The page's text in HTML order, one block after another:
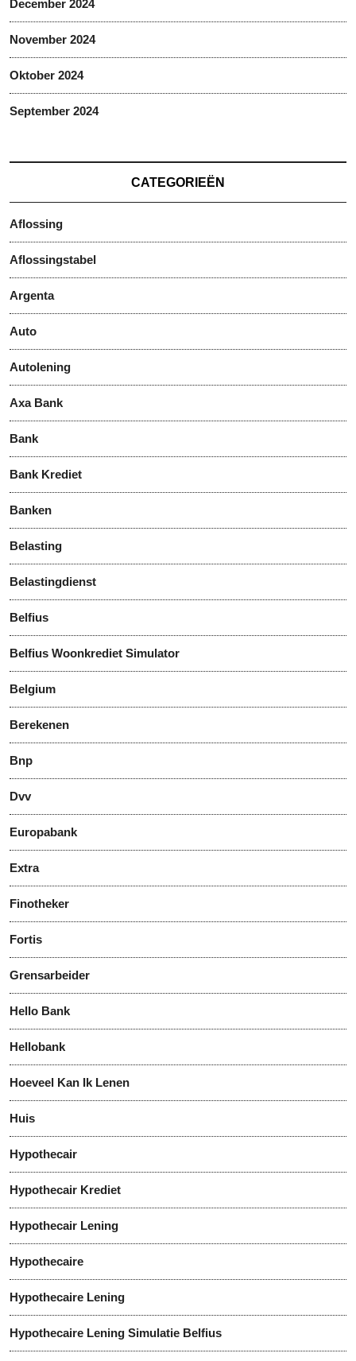
December 2024
November 2024
Oktober 2024
September 2024
CATEGORIEËN
Aflossing
Aflossingstabel
Argenta
Auto
Autolening
Axa Bank
Bank
Bank Krediet
Banken
Belasting
Belastingdienst
Belfius
Belfius Woonkrediet Simulator
Belgium
Berekenen
Bnp
Dvv
Europabank
Extra
Finotheker
Fortis
Grensarbeider
Hello Bank
Hellobank
Hoeveel Kan Ik Lenen
Huis
Hypothecair
Hypothecair Krediet
Hypothecair Lening
Hypothecaire
Hypothecaire Lening
Hypothecaire Lening Simulatie Belfius